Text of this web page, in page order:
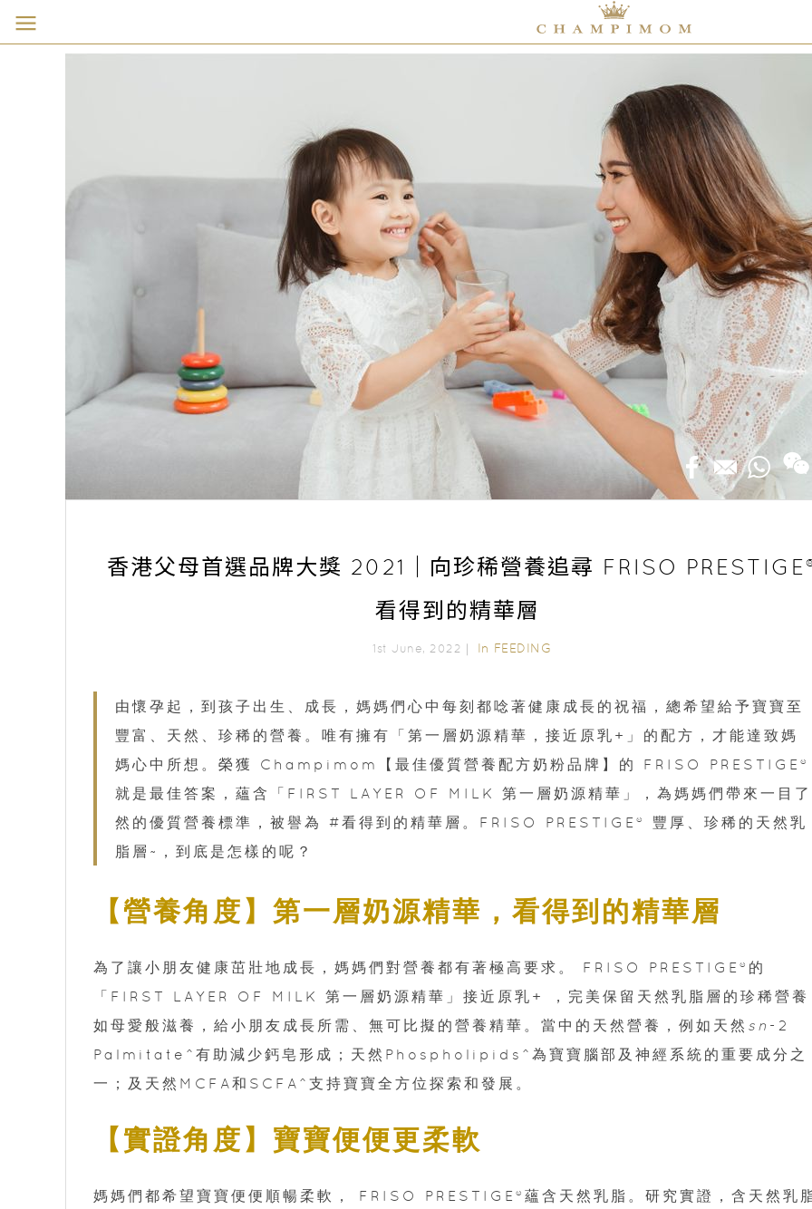
香港父母首選品牌大獎 2021｜向珍稀營養追尋 FRISO
看得到的精華層
1st June, 2022｜ In FEEDING
由懷孕起，到孩子出生、成長，媽媽們心中每刻都唸著健康成長的祝福，總希望給予寶寶至
豐富、天然、珍稀的營養。唯有擁有「第一層奶源精華，接近原乳+」的配方，才能達致媽
媽心中所想。榮獲 Champimom【最佳優質營養配方奶粉品牌】的 FRISO PRESTIGE®
就是最佳答案，蘊含「FIRST LAYER OF MILK 第一層奶源精華」，為媽媽們帶來一目了
然的優質營養標準，被譽為 #看得到的精華層。FRISO PRESTIGE® 豐厚、珍稀的天然乳
脂層~，到底是怎樣的呢？
【營養角度】第一層奶源精華，看得到的精華層
為了讓小朋友健康茁壯地成長，媽媽們對營養都有著極高要求。 FRISO PRESTIGE®的
「FIRST LAYER OF MILK 第一層奶源精華」接近原乳+ ，完美保留天然乳脂層的珍稀營養
如母愛般滋養，給小朋友成長所需、無可比擬的營養精華。當中的天然營養，例如天然 sn -2
Palmitate^有助減少鈣皂形成；天然Phospholipids^為寶寶腦部及神經系統的重要成分之
一；及天然MCFA和SCFA^支持寶寶全方位探索和發展。
【實證角度】寶寶便便更柔軟
媽媽們都希望寶寶便便順暢柔軟， FRISO PRESTIGE®蘊含天然乳脂。研究實證，含天然乳